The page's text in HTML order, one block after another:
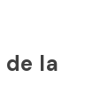
de la